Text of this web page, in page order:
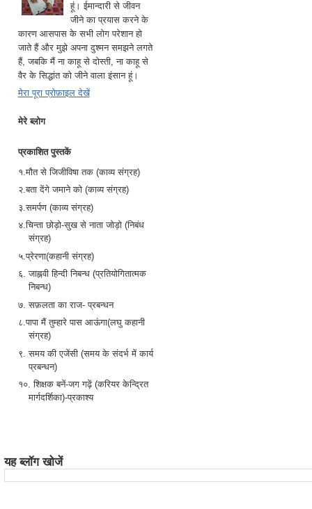
हूं। ईमान्दारी से जीवन
जीने का प्रयास करने के
कारण आसपास के सभी लोग परेशान हो
जाते हैं और मुझे अपना दुश्मन समझने लगते
हैं, जबकि मैं ना काहू से दोस्ती, ना काहू से
वैर के सिद्धांत को जीने वाला इंसान हूं।
मेरा पूरा प्रोफ़ाइल देखें
मेरे ब्लोग
प्रकाशित पुस्तकें
१.मौत से जिजीविषा तक (काव्य संग्रह)
२.बता देंगे जमाने को (काव्य संग्रह)
३.समर्पण (काव्य संग्रह)
४.चिन्ता छोड़ो-सुख से नाता जोड़ो (निबंध
संग्रह)
५.प्रेरणा(कहानी संग्रह)
६. जाह्नवी हिन्दी निबन्ध (प्रतियोगितात्मक
निबन्ध)
७. सफ़लता का राज- प्रबन्धन
८.पापा मैं तुम्हारे पास आऊंगा(लघु कहानी
संग्रह)
९. समय की एजेंसी (समय के संदर्भ में कार्य
प्रबन्धन)
१०. शिक्षक बनें-जग गढ़ें (करियर केन्द्रित
मार्गदर्शिका)-प्रकाश्य
यह ब्लॉग खोजें